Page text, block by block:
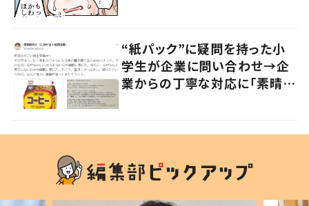
“紙パック”に疑問を持った小
学生が企業に問い合わせ→企
業からの丁寧な対応に「素晴ら